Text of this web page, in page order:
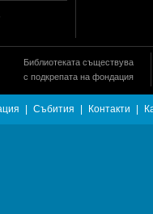
Библиотеката съществува
с подкрепата на фондация
Събития Контакти